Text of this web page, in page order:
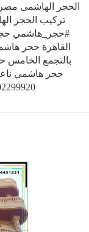
#حجر_هاشمي
القاهرة حجر
بالتجمع
حجر هاشمي
01033773776